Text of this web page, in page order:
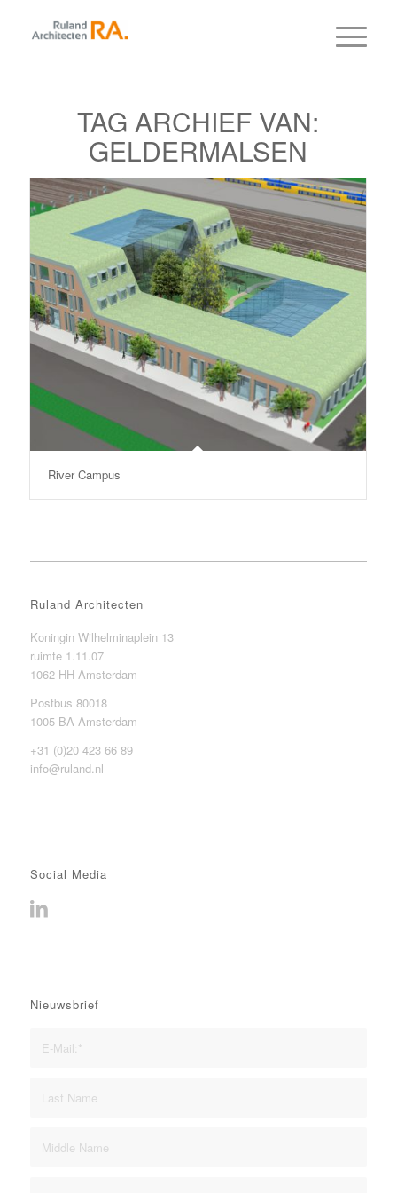
TAG ARCHIEF VAN:
GELDERMALSEN
River Campus
Ruland Architecten
Koningin Wilhelminaplein 13
ruimte 1.11.07
1062 HH Amsterdam
Postbus 80018
1005 BA Amsterdam
+31 (0)20 423 66 89
info@ruland.nl
Social Media
Nieuwsbrief